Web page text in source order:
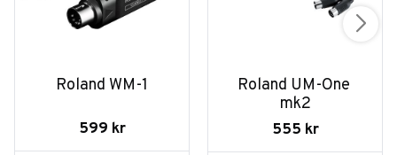
Roland WM-1
599 kr
Roland UM-One
mk2
555 kr